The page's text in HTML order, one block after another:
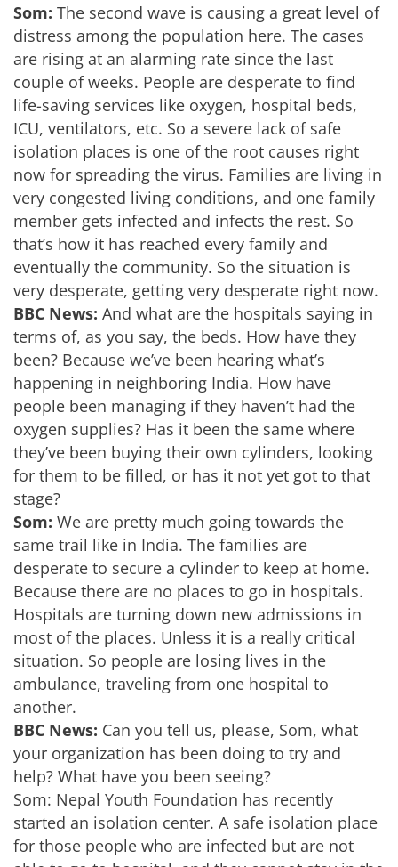
Som: The second wave is causing a great level of
distress among the population here. The cases
are rising at an alarming rate since the last
couple of weeks. People are desperate to find
life-saving services like oxygen, hospital beds,
ICU, ventilators, etc. So a severe lack of safe
isolation places is one of the root causes right
now for spreading the virus. Families are living in
very congested living conditions, and one family
member gets infected and infects the rest. So
that’s how it has reached every family and
eventually the community. So the situation is
very desperate, getting very desperate right now.
BBC News: And what are the hospitals saying in
terms of, as you say, the beds. How have they
been? Because we’ve been hearing what’s
happening in neighboring India. How have
people been managing if they haven’t had the
oxygen supplies? Has it been the same where
they’ve been buying their own cylinders, looking
for them to be filled, or has it not yet got to that
stage?
Som: We are pretty much going towards the
same trail like in India. The families are
desperate to secure a cylinder to keep at home.
Because there are no places to go in hospitals.
Hospitals are turning down new admissions in
most of the places. Unless it is a really critical
situation. So people are losing lives in the
ambulance, traveling from one hospital to
another.
BBC News: Can you tell us, please, Som, what
your organization has been doing to try and
help? What have you been seeing?
Som: Nepal Youth Foundation has recently
started an isolation center. A safe isolation place
for those people who are infected but are not